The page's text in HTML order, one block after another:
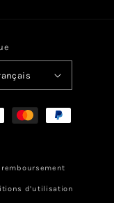
d’utilisation